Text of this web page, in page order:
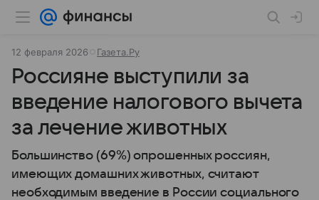
12 февраля 2026 Газета.Ру
Россияне выступили за
введение налогового вычета
за лечение животных
Большинство (69%) опрошенных россиян,
имеющих домашних животных, считают
необходимым введение в России социального